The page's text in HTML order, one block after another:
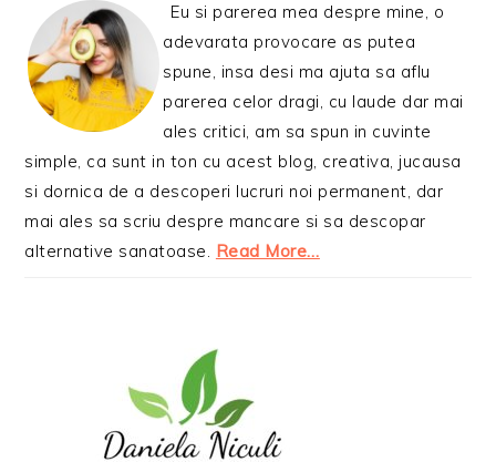
Eu si parerea mea despre mine, o
adevarata provocare as putea
spune, insa desi ma ajuta sa aflu
parerea celor dragi, cu laude dar mai
ales critici, am sa spun in cuvinte
simple, ca sunt in ton cu acest blog, creativa, jucausa
si dornica de a descoperi lucruri noi permanent, dar
mai ales sa scriu despre mancare si sa descopar
alternative sanatoase. Read More…